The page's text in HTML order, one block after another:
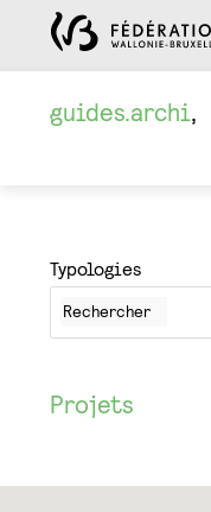
guides.archi
Typologies
Projets